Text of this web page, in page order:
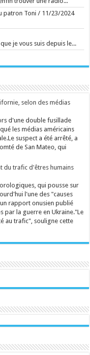
rsspatron Toni / 11/23/2024
je vous suis depuis le...
selon des médias
d'une double fusillade
les médias américains
suspect a été arrêté, a
de San Mateo, qui
du trafic d'êtres humains
qui pousse sur
l'une des "causes
rapport onusien publié
par la guerre en Ukraine."Le
au trafic", souligne cette